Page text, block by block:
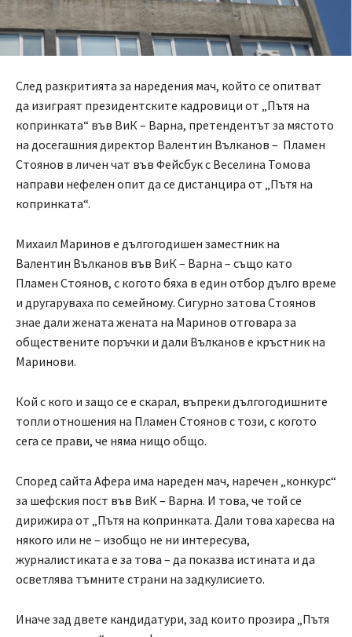
След разкритията за наредения мач, който се опитват
да изиграят президентските кадровици от „Пътя на
копринката“ във ВиК – Варна, претендентът за мястото
на досегашния директор Валентин Вълканов – Пламен
Стоянов в личен чат във Фейсбук с Веселина Томова
направи нефелен опит да се дистанцира от „Пътя на
копринката“.
Михаил Маринов е дългогодишен заместник на
Валентин Вълканов във ВиК – Варна – също като
Пламен Стоянов, с когото бяха в един отбор дълго време
и другаруваха по семейному. Сигурно затова Стоянов
знае дали жената жената на Маринов отговара за
обществените поръчки и дали Вълканов е кръстник на
Маринови.
Кой с кого и защо се е скарал, въпреки дългогодишните
топли отношения на Пламен Стоянов с този, с когото
сега се прави, че няма нищо общо.
Според сайта Афера има нареден мач, наречен „конкурс“
за шефския пост във ВиК – Варна. И това, че той се
дирижира от „Пътя на копринката. Дали това харесва на
някого или не – изобщо не ни интересува,
журналистиката е за това – да показва истината и да
осветлява тъмните страни на задкулисието.
Иначе зад двете кандидатури, зад които прозира „Пътя